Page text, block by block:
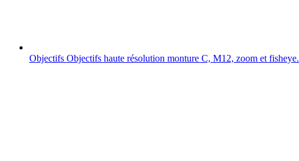
Objectifs Objectifs haute résolution monture C, M12, zoom et fisheye.